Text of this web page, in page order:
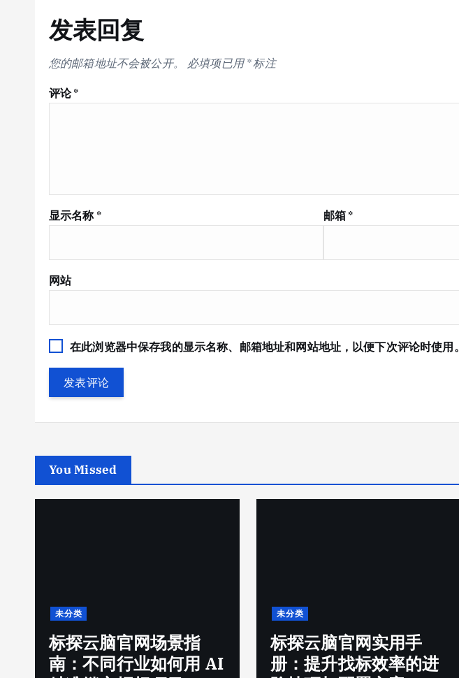
发表回复
您的邮箱地址不会被公开。 必填项已用*标注
评论*
显示名称* 邮箱*
网站
在此浏览器中保存我的显示名称、邮箱地址和网站地址，以便下次评论时使用。
You Missed
未分类
标探云脑官网实用手
册：提升找标效率的进
未分类
标探云脑官网使用指
南：零基础掌握 AI 招